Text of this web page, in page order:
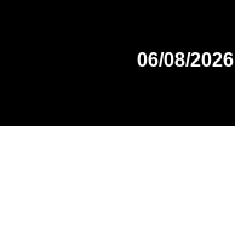
06/08/2026